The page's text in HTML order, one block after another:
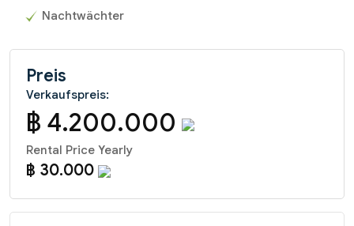
Nachtwächter
Preis
Verkaufspreis:
฿ 4.200.000
Rental Price Yearly
฿ 30.000